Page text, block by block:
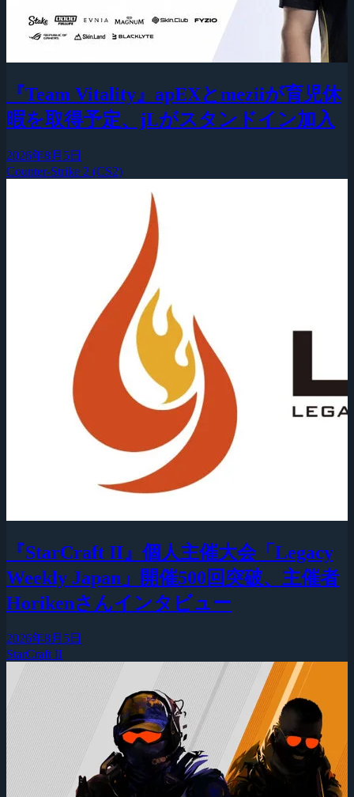
『Team Vitality』apEXとmeziiが育児休
暇を取得予定、jLがスタンドイン加入
2026年8月5日
Counter-Strike 2 (CS2)
『StarCraft II』個人主催大会「Legacy
Weekly Japan」開催500回突破、主催者
Horikenさんインタビュー
2026年8月5日
StarCraft II